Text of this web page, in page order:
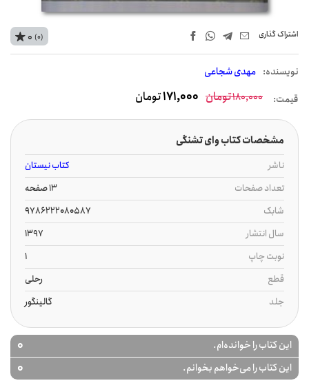
اشتراک‌ گذاری
نويسنده: مهدی شجاعی
0 (0)
قیمت: 180,000تومان 171,000تومان
مشخصات کتاب وای تشنگی
ناشر
کتاب نیستان
تعداد صفحات
13 صفحه
شابک
9786222080587
سال انتشار
1397
نوبت چاپ
1
قطع
رحلی
جلد
گالینگور
این کتاب را خوانده‌ام. 0
این کتاب را می‌خواهم بخوانم. 0